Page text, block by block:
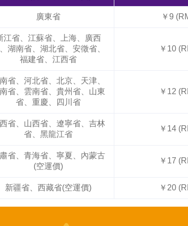
廣東省 ￥9
江省、江蘇省、上海、廣西
湖南省、湖北省、安徵省、
福建省、江西省
￥10
省、河北省、北京、天津、
省、雲南省、貴州省、山東
省、重慶、四川省
￥12
省、山西省、遼寧省、吉林
省、黑龍江省
￥14
省、青海省、寧夏、內蒙古
(空運價)
￥17
新疆省、西藏省(空運價) ￥20